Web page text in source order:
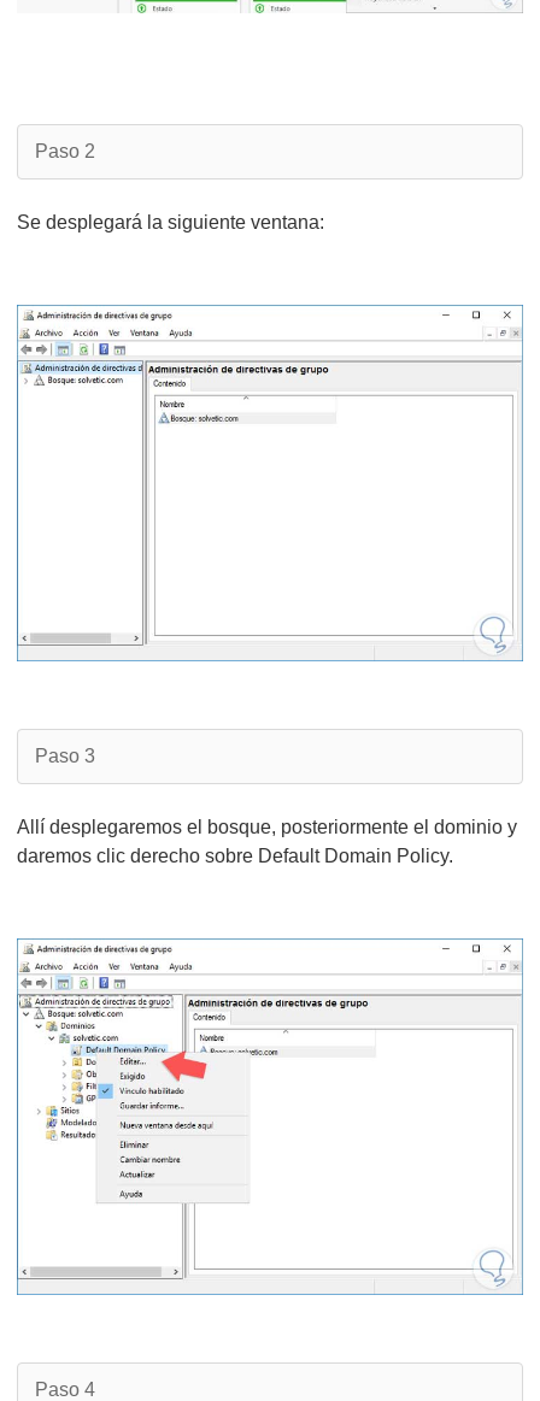
Paso 2
Se desplegará la siguiente ventana:
Paso 3
Allí desplegaremos el bosque, posteriormente el dominio y
daremos clic derecho sobre Default Domain Policy.
Paso 4